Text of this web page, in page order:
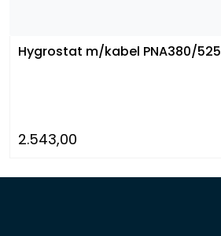
Hygrostat m/kabel PNA380/525
2.543,00